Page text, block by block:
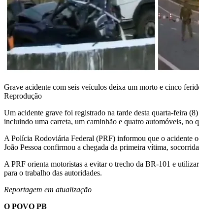
Grave acidente com seis veículos deixa um morto e cinco
Reprodução
Um acidente grave foi registrado na tarde desta quarta-feira
incluindo uma carreta, um caminhão e quatro automóveis, no
A Polícia Rodoviária Federal (PRF) informou que o acidente
João Pessoa confirmou a chegada da primeira vítima,
A PRF orienta motoristas a evitar o trecho da BR-101 e
para o trabalho das autoridades.
Reportagem em atualização
O POVO PB